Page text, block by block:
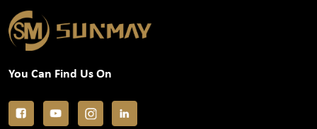
You Can Find Us On